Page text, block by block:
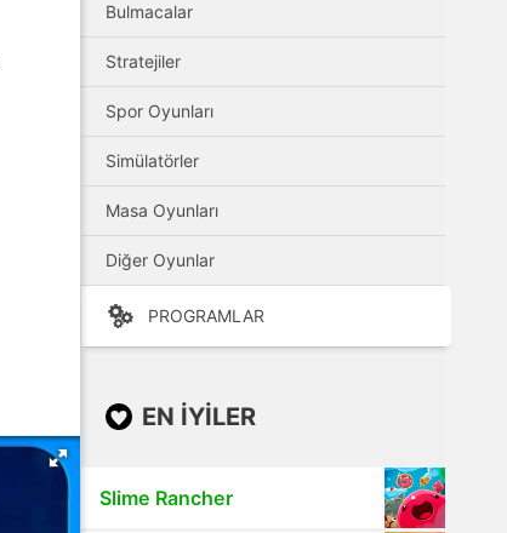
Bulmacalar
Stratejiler
Spor Oyunları
Simülatörler
Masa Oyunları
Diğer Oyunlar
PROGRAMLAR
EN IYILER
Slime Rancher